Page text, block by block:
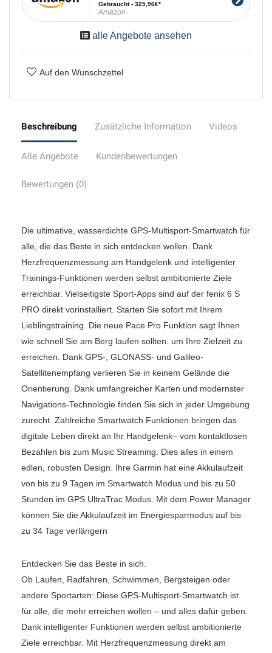
Gebraucht - 325,96€
Amazon
alle Angebote ansehen
Auf den Wunschzettel
Beschreibung Zusätzliche Information Videos
Alle Angebote Kundenbewertungen
Bewertungen (0)
Die ultimative, wasserdichte GPS-Multisport-Smartwatch für
alle, die das Beste in sich entdecken wollen. Dank
Herzfrequenzmessung am Handgelenk und intelligenter
Trainings-Funktionen werden selbst ambitionierte Ziele
erreichbar. Vielseitigste Sport-Apps sind auf der fenix 6 S
PRO direkt vorinstalliert. Starten Sie sofort mit Ihrem
Lieblingstraining. Die neue Pace Pro Funktion sagt Ihnen
wie schnell Sie am Berg laufen sollten. um Ihre Zielzeit zu
erreichen. Dank GPS-, GLONASS- und Galileo-
Satellitenempfang verlieren Sie in keinem Gelände die
Orientierung. Dank umfangreicher Karten und modernster
Navigations-Technologie finden Sie sich in jeder Umgebung
zurecht. Zahlreiche Smartwatch Funktionen bringen das
digitale Leben direkt an Ihr Handgelenk– vom kontaktlosen
Bezahlen bis zum Music Streaming. Dies alles in einem
edlen, robusten Design. Ihre Garmin hat eine Akkulaufzeit
von bis zu 9 Tagen im Smartwatch Modus und bis zu 50
Stunden im GPS UltraTrac Modus. Mit dem Power Manager
können Sie die Akkulaufzeit im Energiesparmodus auf bis
zu 34 Tage verlängern
Entdecken Sie das Beste in sich.
Ob Laufen, Radfahren, Schwimmen, Bergsteigen oder
andere Sportarten: Diese GPS-Multisport-Smartwatch ist
für alle, die mehr erreichen wollen – und alles dafür geben.
Dank intelligenter Funktionen werden selbst ambitionierte
Ziele erreichbar. Mit Herzfrequenzmessung direkt am